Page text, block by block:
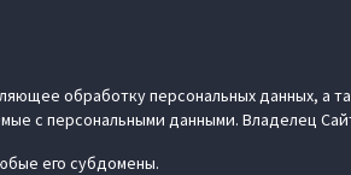
обработку персональных данных, а
с персональными данными. Владелец
его субдомены.